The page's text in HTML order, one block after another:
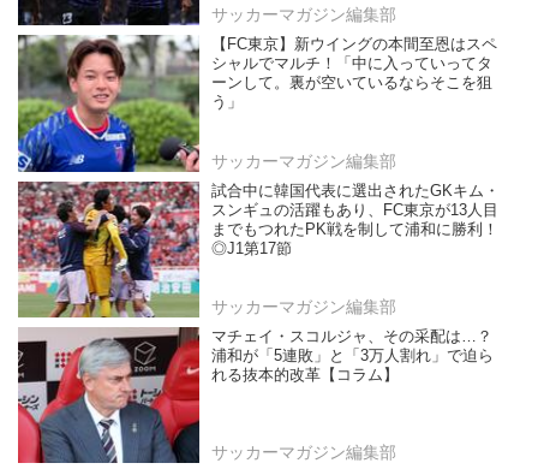
サッカーマガジン編集部
【FC東京】新ウイングの本間至恩はスペ
シャルでマルチ！「中に入っていってタ
ーンして。裏が空いているならそこを狙
う」
サッカーマガジン編集部
試合中に韓国代表に選出されたGKキム・
スンギュの活躍もあり、FC東京が13人目
までもつれたPK戦を制して浦和に勝利！
◎J1第17節
サッカーマガジン編集部
マチェイ・スコルジャ、その采配は…？
浦和が「5連敗」と「3万人割れ」で迫ら
れる抜本的改革【コラム】
サッカーマガジン編集部